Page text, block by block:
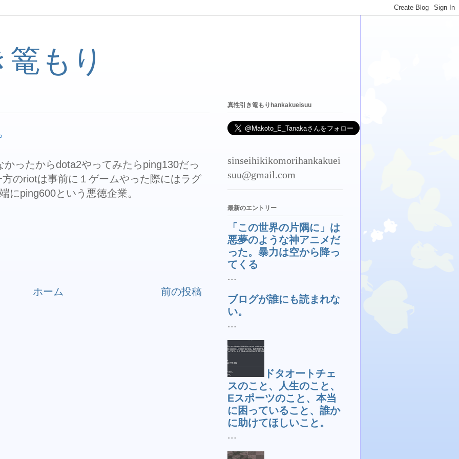
もり
ったからdota2やってみたらping130だっ
のriotは事前に１ゲームやった際にはラグ
にping600という悪徳企業。
前の投稿
ホーム
真性引き篭もりhankakueisuu
sinseihikikomorihankakuei
suu@gmail.com
最新のエントリー
「この世界の片隅に」は
悪夢のような神アニメだ
った。暴力は空から降っ
てくる
...
ブログが誰にも読まれな
い。
...
ドタオートチェ
スのこと、人生のこと、
Eスポーツのこと、本当
に困っていること、誰か
に助けてほしいこと。
...